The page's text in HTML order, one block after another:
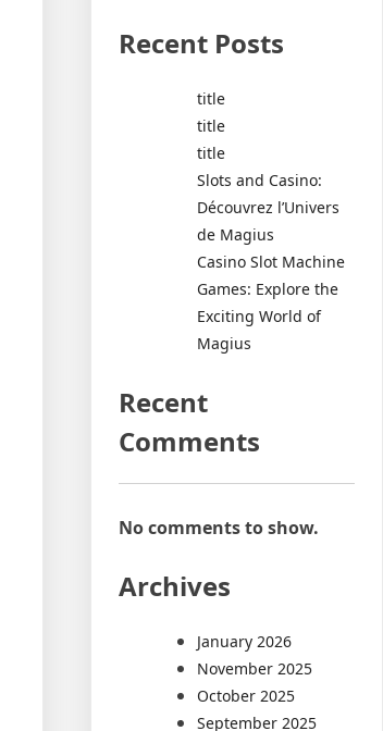
Recent Posts
title
title
title
Slots and Casino:
Découvrez l’Univers
de Magius
Casino Slot Machine
Games: Explore the
Exciting World of
Magius
Recent
Comments
No comments to show.
Archives
January 2026
November 2025
October 2025
September 2025